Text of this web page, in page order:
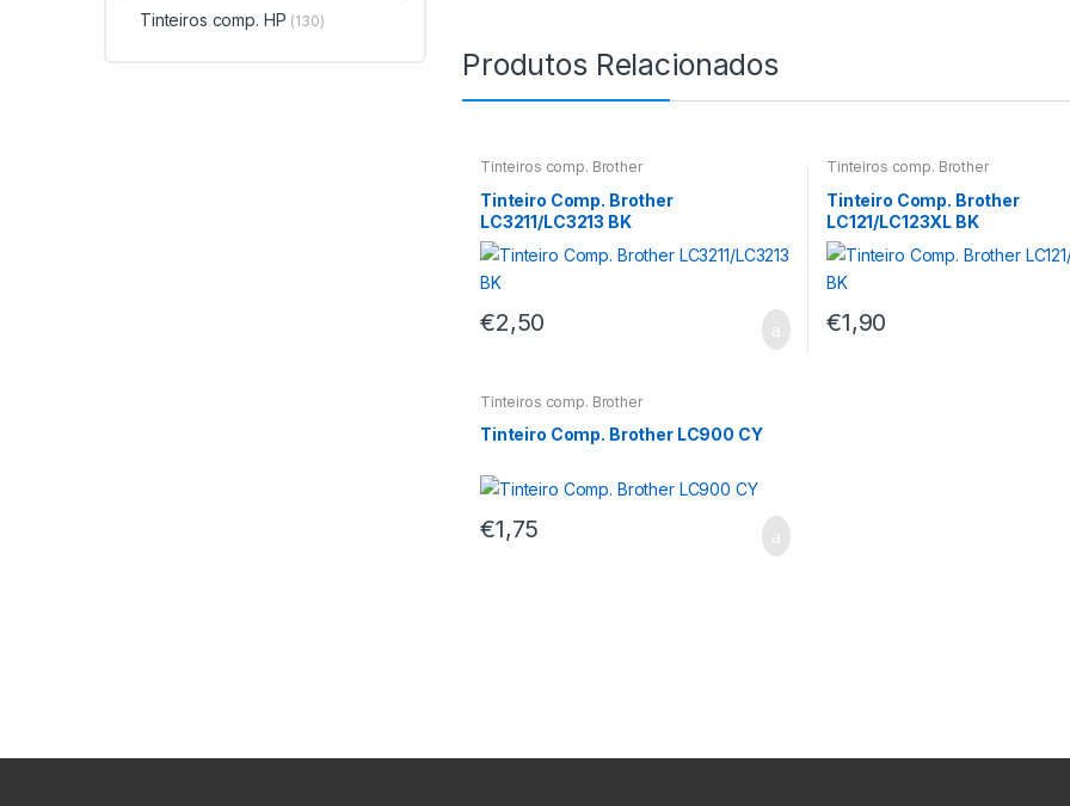
Produtos Relacionados
Tinteiros comp. Brother
Tinteiro Comp. Brother
LC3211/LC3213 BK
€2,50
Tinteiros comp. Brother
Tinteiro Comp. Brother
LC121/LC123XL BK
€1,90
Tinteiros comp. Brother
Tinteiro Comp. Brother LC900 CY
€1,75
Tinteiros comp. HP (130)